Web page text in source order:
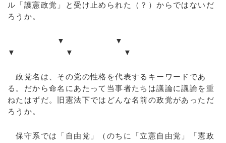
ル「護憲政党」と受け止められた（？）からではないだ
ろうか。
▼ ▼
▼ ▼ ▼
政党名は、その党の性格を代表するキーワードであ
る。だから命名にあたって当事者たちは議論に議論を重
ねたはずだ。旧憲法下ではどんな名前の政党があっただ
ろうか。
保守系では「自由党」（のちに「立憲自由党」「憲政